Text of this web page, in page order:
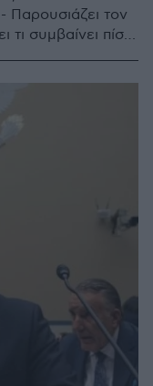
Παρουσιάζει τον
τι συμβαίνει πίσω